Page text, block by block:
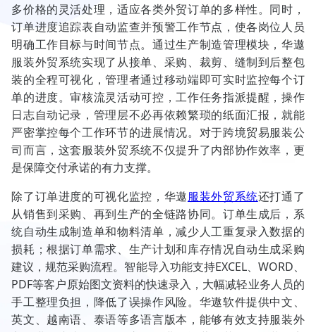
多价格的灵活处理，适应各类外贸订单的多样性。同时，
订单进度追踪表自动监查并预警工作节点，使各岗位人员
明确工作目标与时间节点。通过生产制造管理模块，华遨
服装外贸系统实现了从接单、采购、裁剪、缝制到后整包
装的全程可视化，管理者通过移动端即可实时监控每个订
单的进度。审核流灵活动可控，工作任务指派提醒，操作
日志自动记录，管理层不必再依赖繁琐的纸面汇报，就能
严密掌控每个工作环节的进展情况。对于跨境贸易服装公
司而言，这套服装外贸系统不仅提升了内部协作效率，更
是保障交付承诺的有力支撑。
除了订单进度的可视化监控，华遨服装外贸系统还打通了
从销售到采购、再到生产的全链路协同。订单生成后，系
统自动生成制造单和物料清单，减少人工重复录入数据的
损耗；根据订单需求、生产计划和库存情况自动生成采购
建议，规范采购流程。智能导入功能支持EXCEL、WORD、
PDF等客户原始图文资料的快速录入，大幅减轻业务人员的
手工整理负担，降低了误操作风险。华遨软件提供中文、
英文、越南语、泰语等多语言版本，能够有效支持服装外